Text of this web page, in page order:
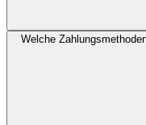
Welche